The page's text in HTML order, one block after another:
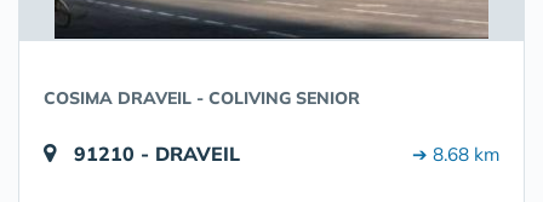
COSIMA DRAVEIL - COLIVING SENIOR
91210 - DRAVEIL ➔ 8.68 km